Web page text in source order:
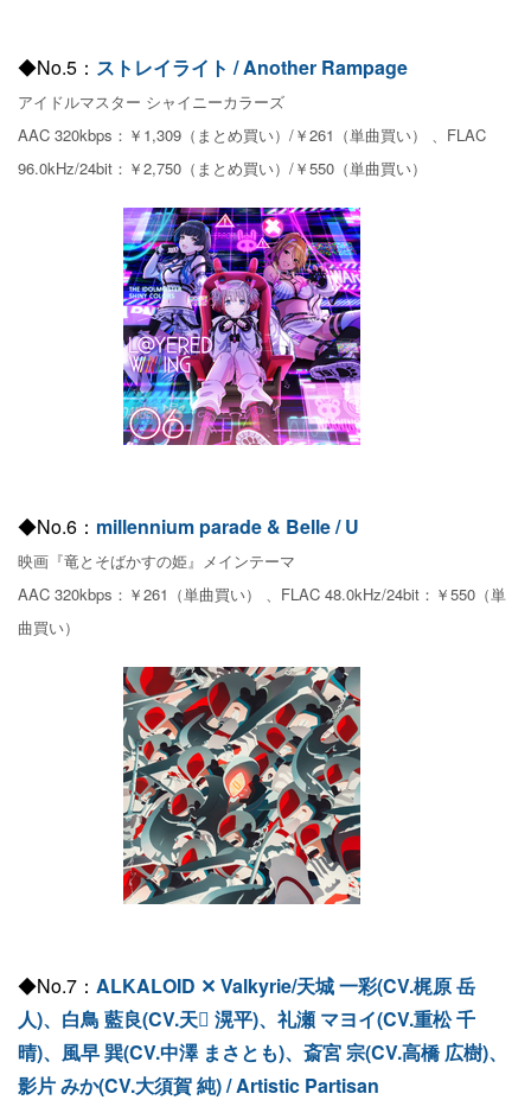
◆No.5： ストレイライト / Another Rampage
アイドルマスター シャイニーカラーズ
AAC 320kbps：￥1,309（まとめ買い）/￥261（単曲買い） 、FLAC
96.0kHz/24bit：￥2,750（まとめ買い）/￥550（単曲買い）
◆No.6： millennium parade & Belle / U
映画『竜とそばかすの姫』メインテーマ
AAC 320kbps：￥261（単曲買い） 、FLAC 48.0kHz/24bit：￥550（単
曲買い）
◆No.7： ALKALOID ✕ Valkyrie/天城 一彩(CV.梶原 岳
人)、白鳥 藍良(CV.天 滉平)、礼瀬 マヨイ(CV.重松 千
晴)、風早 巽(CV.中澤 まさとも)、斎宮 宗(CV.高橋 広樹)、
影片 みか(CV.大須賀 純) / Artistic Partisan